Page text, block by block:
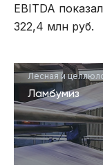
EBITDA
322,4 млн руб.
Лесная и
Ламбумиз